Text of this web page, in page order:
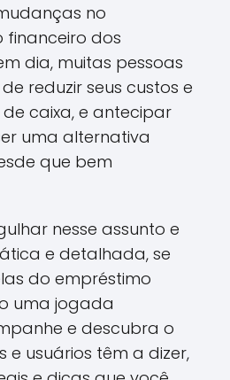
no
dos
dia, muitas pessoas
reduzir seus custos e
caixa, e antecipar
uma alternativa
que bem
nesse assunto e
e detalhada, se
do empréstimo
uma jogada
e descubra o
e usuários têm a dizer,